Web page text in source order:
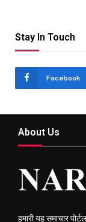
Stay In Touch
Facebook
About Us
हमारी यह समाचार